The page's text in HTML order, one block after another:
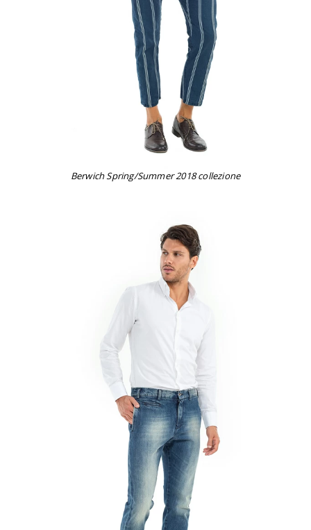
Berwich Spring/Summer 2018 collezione